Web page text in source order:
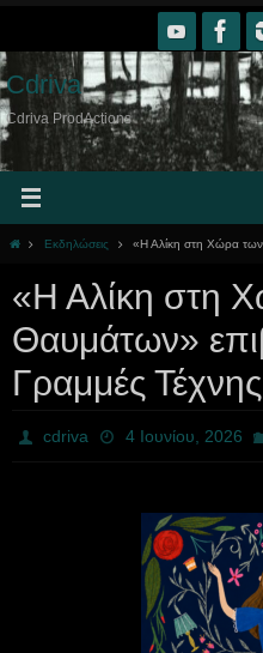
content
Cdriva
Cdriva ProdActions
HomeΕκδηλώσεις «Η Αλίκη στη Χώρα των
«Η Αλίκη στη
Θαυμάτων»
Γραμμές Τέχνης
cdriva 4 Ιουνίου, 2026